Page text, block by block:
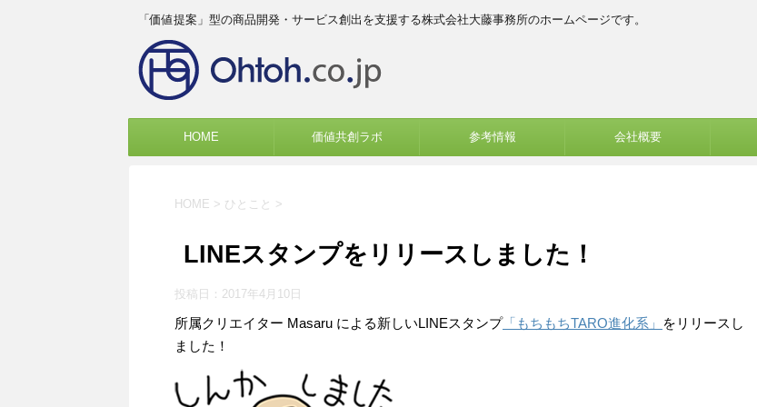
「価値提案」型の商品開発・サービス創出を支援する株式会社大藤事務所のホームページです。
HOME 価値共創ラボ 参考情報 会社概要
HOME > ひとこと >
LINEスタンプをリリースしました！
投稿日： 2017年4月10日
所属クリエイター Masaru による新しいLINEスタンプ「もちもちTARO進化系」
をリリースし
ました！